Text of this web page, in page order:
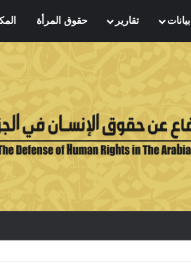
بيانات تقارير حقوق المرأة